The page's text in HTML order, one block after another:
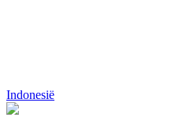
Indonesië